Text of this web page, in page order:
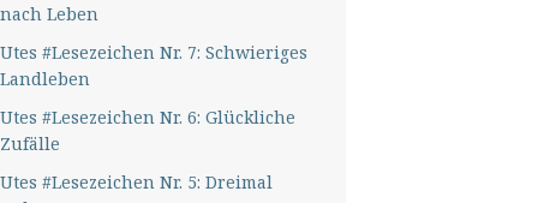
nach Leben
Utes #Lesezeichen Nr. 7: Schwieriges
Landleben
Utes #Lesezeichen Nr. 6: Glückliche
Zufälle
Utes #Lesezeichen Nr. 5: Dreimal